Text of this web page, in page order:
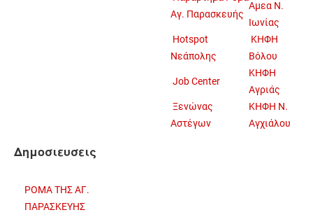
Αγ. Παρασκευής
Αμεα Ν.
Ιωνίας
Hotspot
Νεάπολης
ΚΗΦΗ
Βόλου
Job Center
ΚΗΦΗ
Αγριάς
Ξενώνας
Αστέγων
ΚΗΦΗ Ν.
Αγχιάλου
Δημοσιευσεις
ΡΟΜΑ ΤΗΣ ΑΓ.
ΠΑΡΑΣΚΕΥΗΣ